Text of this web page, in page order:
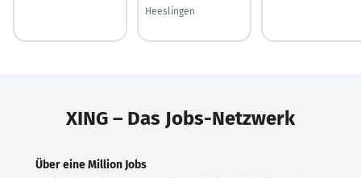
Heeslingen
XING – Das Jobs-Netzwerk
Über eine Million Jobs